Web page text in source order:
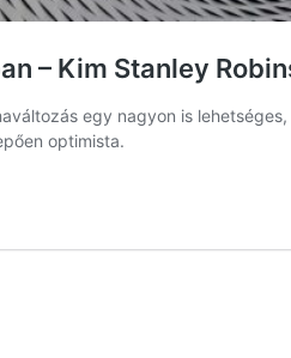
– Kim Stanley
egy nagyon is
optimista.